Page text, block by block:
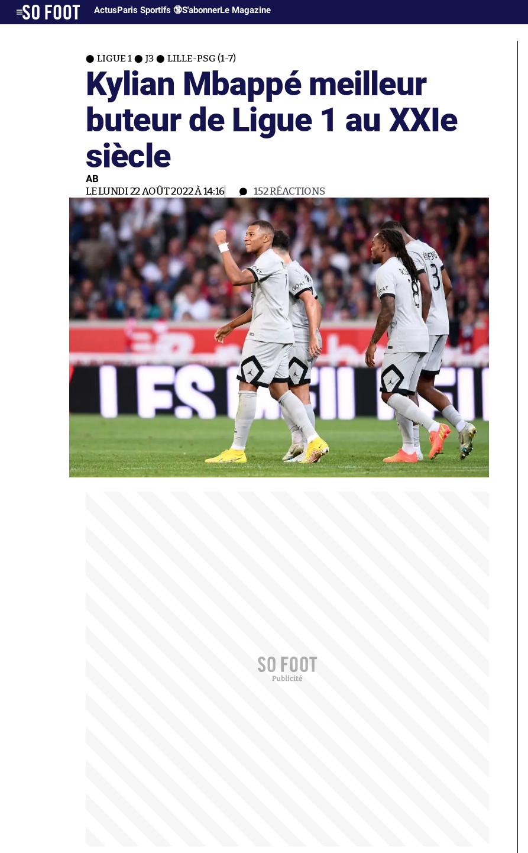
ActusParis Sportifs 🔞S'abonnerLe Magazine
LIGUE 1 J3 LILLE-PSG (1-7)
Kylian Mbappé meilleur
buteur de Ligue 1 au XXIe
siècle
AB
LE LUNDI 22 AOÛT 2022 À 14:16 152RÉACTIONS